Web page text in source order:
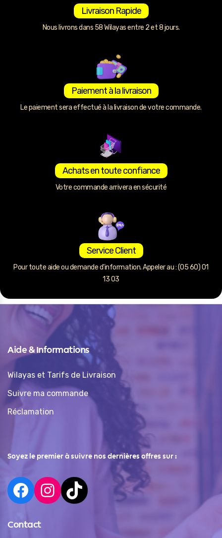
Livraison Rapide
Nous livrons dans 58 Wilayas entre 2 et 8 jours.
Paiement à la livraison
Le paiement sera effectué à la livraison de votre commande.
Achats en toute confiance
Votre commande arrivera en sécurité
Service Client
Pour toute aide ou demande d’information. Appeler au : (05 60) 01
13 03
Aide & Informations
Wilayas et Tarifs de Livraison
Suivre ma commande
Réclamation
Soyez le premier à suivre nos dernières offres sur :
Contact